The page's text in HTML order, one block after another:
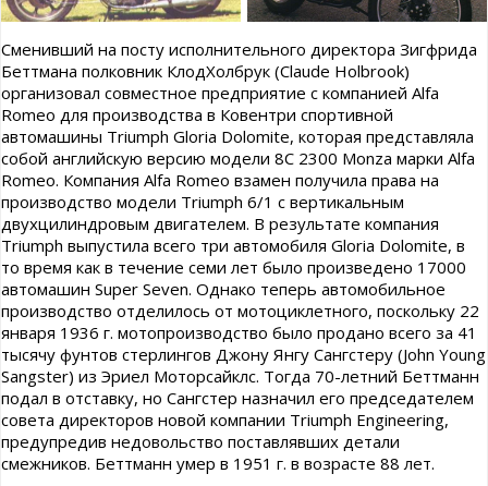
Сменивший на посту исполнительного директора Зигфрида
Беттмана полковник КлодХолбрук (Claude Holbrook)
организовал совместное предприятие с компанией Alfa
Romeo для производства в Ковентри спортивной
автомашины Triumph Gloria Dolomite, которая представляла
собой английскую версию модели 8С 2300 Monza марки Alfa
Romeo. Компания Alfa Romeo взамен получила права на
производство модели Triumph 6/1 с вертикальным
двухцилиндровым двигателем. В результате компания
Triumph выпустила всего три автомобиля Gloria Dolomite, в
то время как в течение семи лет было произведено 17000
автомашин Super Seven. Однако теперь автомобильное
производство отделилось от мотоциклетного, поскольку 22
января 1936 г. мотопроизводство было продано всего за 41
тысячу фунтов стерлингов Джону Янгу Сангстеру (John Young
Sangster) из Эриел Моторсайклс. Тогда 70-летний Беттманн
подал в отставку, но Сангстер назначил его председателем
совета директоров новой компании Triumph Engineering,
предупредив недовольство поставлявших детали
смежников. Беттманн умер в 1951 г. в возрасте 88 лет.